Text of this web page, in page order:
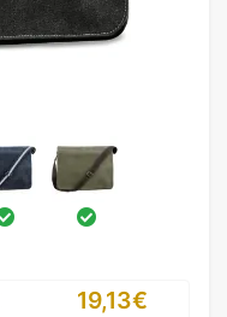
19,13€